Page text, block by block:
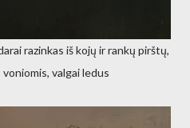
razinkas iš kojų ir rankų pirštų,
valgai ledus